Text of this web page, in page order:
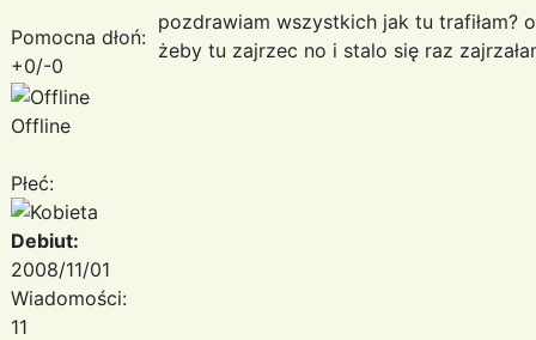
Pomocna dłoń:
+0/-0
Offline
Płeć:
Debiut:
2008/11/01
Wiadomości:
11
pozdrawiam wszystkich jak tu trafiłam?
żeby tu zajrzec no i stalo się raz